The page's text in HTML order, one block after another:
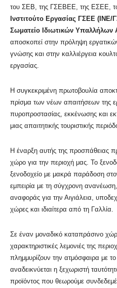
του ΣΕΒ, της ΓΣΕΒΕΕ, της ΕΣΕΕ,
Ινστιτούτο Εργασίας ΓΣΕΕ
Σωματείο Ιδιωτικών Υπαλλήλων
αποσκοπεί στην πρόληψη
γνώσης και στην καλλιέργεια
εργασίας.
Η συγκεκριμένη πρωτοβουλία
πρίσμα των νέων απαιτήσεων της
πυροπροστασίας, εκκένωσης και
μιας απαιτητικής τουριστικής
Η έναρξη αυτής της προσπάθειας
χώρο για την περιοχή μας. Το
ξενοδοχείο με μακρά παράδοση
εμπειρία με τη σύγχρονη
αναφοράς για την Αιγιάλεια,
χώρες και ιδιαίτερα από τη Γαλλία.
Σε έναν μοναδικό καταπράσινο
χαρακτηριστικές λεμονιές της
πλημμυρίζουν την ατμόσφαιρα με
αναδεικνύεται η ξεχωριστή
προϊόντος που θεωρούμε